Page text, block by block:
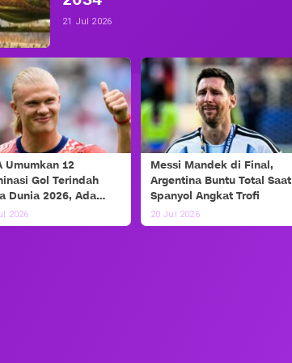
21 Jul 2026
Umumkan 12
Gol Terindah
Dunia 2026, Ada
dan Haaland!
2026
Messi Mandek di Final,
Argentina Buntu Total Saat
Spanyol Angkat Trofi
20 Jul 2026